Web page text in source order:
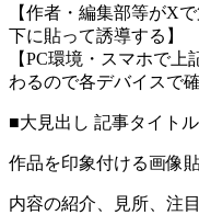
【作者・編集部等がX
下に貼って誘導する】
【PC環境・スマホで
わるので各デバイスで確
■大見出し 記事タイト
作品を印象付ける画像
内容の紹介、見所、注